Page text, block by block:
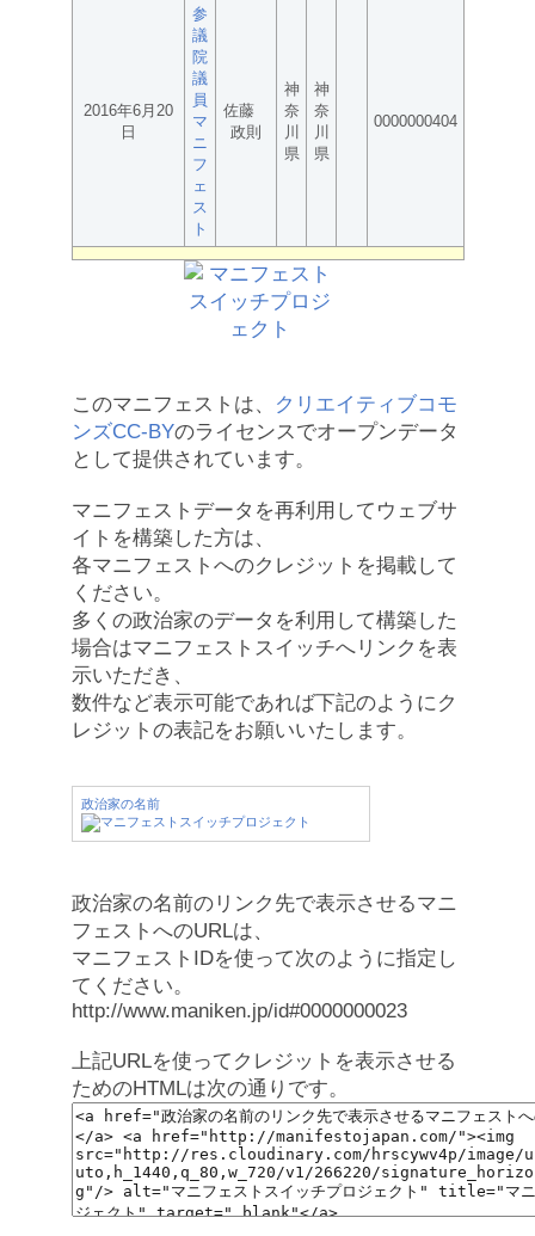
2016年6月20
日
参
議
院
議
員
マ
ニ
フ
ェ
ス
ト
佐藤
政則
神
奈
川
県
神
奈
川
県
0000000404
このマニフェストは、
クリエイティブコモ
ンズCC-BYのライセンスでオープンデータ
として提供されています。
マニフェストデータを再利用してウェブサ
イトを構築した方は、
各マニフェストへのクレジットを掲載して
ください。
多くの政治家のデータを利用して構築した
場合はマニフェストスイッチへリンクを表
示いただき、
数件など表示可能であれば下記のようにク
レジットの表記をお願いいたします。
政治家の名前
政治家の名前のリンク先で表示させるマニ
フェストへのURLは、
マニフェストIDを使って次のように指定し
てください。
http://www.maniken.jp/id#0000000023
上記URLを使ってクレジットを表示させる
ためのHTMLは次の通りです。